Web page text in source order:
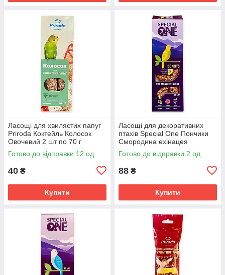
Ласощі для хвилястих папуг
Priroda Коктейль Колосок
Овочевий 2 шт по 70 г
натуральний вітамінізований
корм для птахів
Готово до відправки 12 од.
40 ₴
Купити
Ласощі для декоративних
птахів Special One Пончики
Смородина ехінацея
виноград 60 г 3 шт смаколик
папугам
Готово до відправки 2 од.
88 ₴
Купити